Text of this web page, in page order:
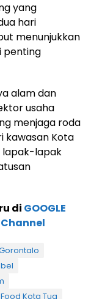
yang
hari
menunjukkan
penting
alam dan
usaha
menjaga roda
kawasan Kota
lapak-lapak
di GOOGLE
Kota Tua